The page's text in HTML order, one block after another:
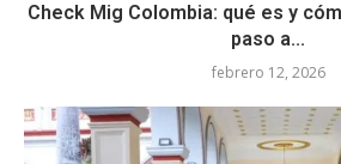
Check Mig Colombia: qué es y
paso a...
febrero 12, 2026